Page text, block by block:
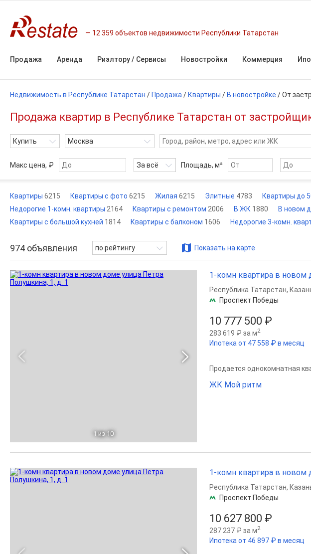
12 359 объектов недвижимости Республики Татарстан
Продажа Аренда Риэлтору / Сервисы Новостройки Коммерция
Недвижимость в Республике Татарстан / Продажа / Квартиры / В новостройке /От
Продажа квартир в Республике Татарстан от
Купить Москва
Макс цена, ₽ За всё Площадь, м²
Квартиры 6215 Квартиры с фото 6215 Жилая 6215 Элитные 4783 Квартиры до
Недорогие 1-комн. квартиры 2164 Квартиры с ремонтом 2006 В ЖК 1880 В новом
Квартиры с большой кухней 1814 Квартиры с балконом 1606 Недорогие 3-комн.
974 объявления по рейтингу Показать на карте
1 из 10
1-комн квартира в новом
10 777 500 ₽
283 619 ₽ за м2
Ипотека от 47 558 ₽ в месяц
Республика Татарстан,
Проспект Победы
Продается однокомнатная
ЖК Мой ритм
1-комн квартира в новом
10 627 800 ₽
287 237 ₽ за м2
Ипотека от 46 897 ₽ в месяц
Республика Татарстан,
Проспект Победы